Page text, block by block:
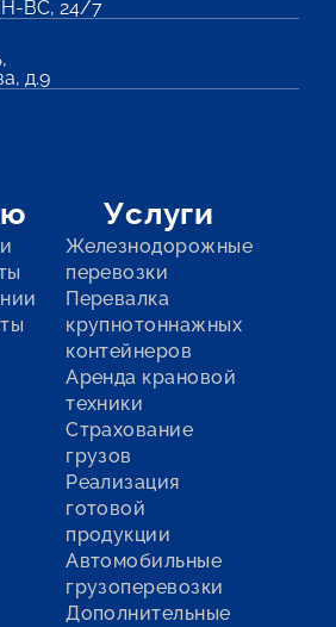
ВС, 24/7
д.9
Услуги
Железнодорожные
перевозки
Перевалка
крупнотоннажных
контейнеров
Аренда крановой
техники
Страхование
грузов
Реализация
готовой
продукции
Автомобильные
грузоперевозки
Дополнительные